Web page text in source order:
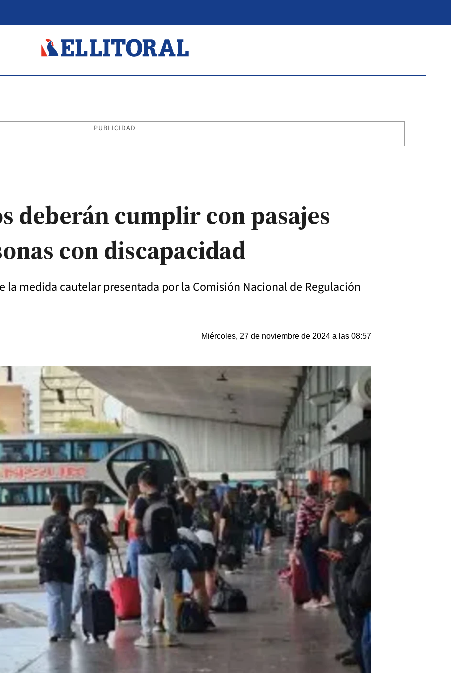
PUBLICIDAD
deberán cumplir con pasajes
con discapacidad
la medida cautelar presentada por la Comisión Nacional de Regulación
Miércoles, 27 de noviembre de 2024 a las 08:57